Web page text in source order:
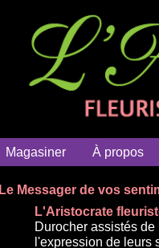
Magasiner À propos
Le Messager de vos
L'Aristocrate
Durocher assistés
l'expression de leurs